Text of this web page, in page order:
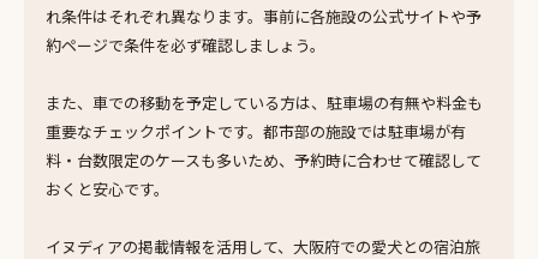
れ条件はそれぞれ異なります。事前に各施設の公式サイトや予
約ページで条件を必ず確認しましょう。
また、車での移動を予定している方は、駐車場の有無や料金も
重要なチェックポイントです。都市部の施設では駐車場が有
料・台数限定のケースも多いため、予約時に合わせて確認して
おくと安心です。
イヌディアの掲載情報を活用して、大阪府での愛犬との宿泊旅